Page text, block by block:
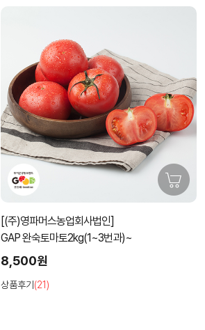
[(주)영파머스농업회사법인]
굿뜨래 GAP 대추방울토마토2kg(1~3번과)
6,900원
상품후기 (27)